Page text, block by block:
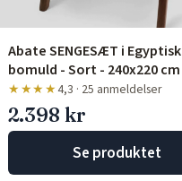
Abate SENGESÆT i Egyptisk
bomuld - Sort - 240x220 cm
★★★★4,3 · 25 anmeldelser
2.398 kr
Se produktet